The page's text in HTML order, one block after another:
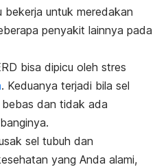
untuk meredakan
penyakit lainnya pada
bisa dipicu oleh stres
. Keduanya terjadi bila sel
dan tidak ada
sel tubuh dan
yang Anda alami,